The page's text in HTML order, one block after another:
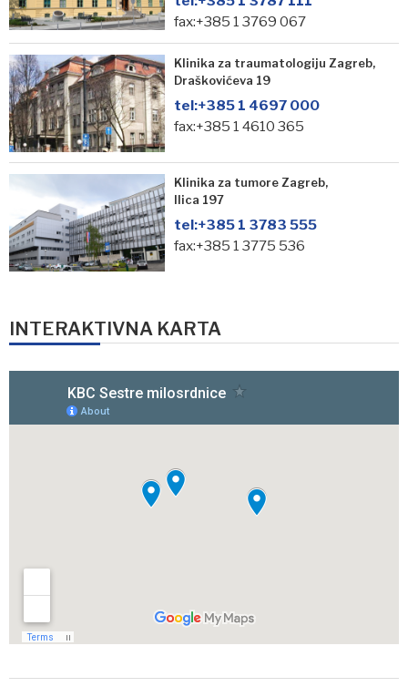
fax:+385 1 3769 067
Klinika za traumatologiju Zagreb,
Draškovićeva 19
tel:+385 1 4697 000
fax:+385 1 4610 365
Klinika za tumore Zagreb,
Ilica 197
tel:+385 1 3783 555
fax:+385 1 3775 536
INTERAKTIVNA KARTA